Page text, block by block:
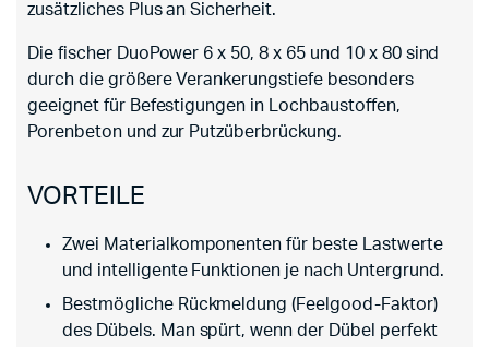
zusätzliches Plus an Sicherheit.
Die fischer DuoPower 6 x 50, 8 x 65 und 10 x 80 sind
durch die größere Verankerungstiefe besonders
geeignet für Befestigungen in Lochbaustoffen,
Porenbeton und zur Putzüberbrückung.
VORTEILE
Zwei Materialkomponenten für beste Lastwerte
und intelligente Funktionen je nach Untergrund.
Bestmögliche Rückmeldung (Feelgood-Faktor)
des Dübels. Man spürt, wenn der Dübel perfekt